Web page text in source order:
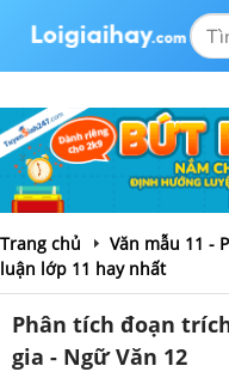
Trang chủ
Văn mẫu 11 -
luận lớp 11 hay nhất
Phân tích đoạn
gia - Ngữ Văn 12